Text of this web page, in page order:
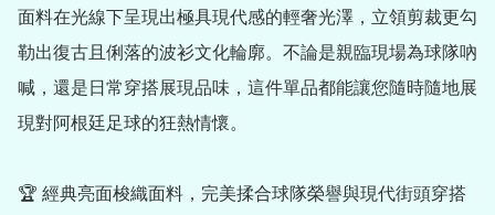
面料在光線下呈現出極具現代感的輕奢光澤，立領剪裁更勾
勒出復古且俐落的波衫文化輪廓。不論是親臨現場為球隊吶
喊，還是日常穿搭展現品味，這件單品都能讓您隨時隨地展
現對阿根廷足球的狂熱情懷。
🏆 經典亮面梭織面料，完美揉合球隊榮譽與現代街頭穿搭